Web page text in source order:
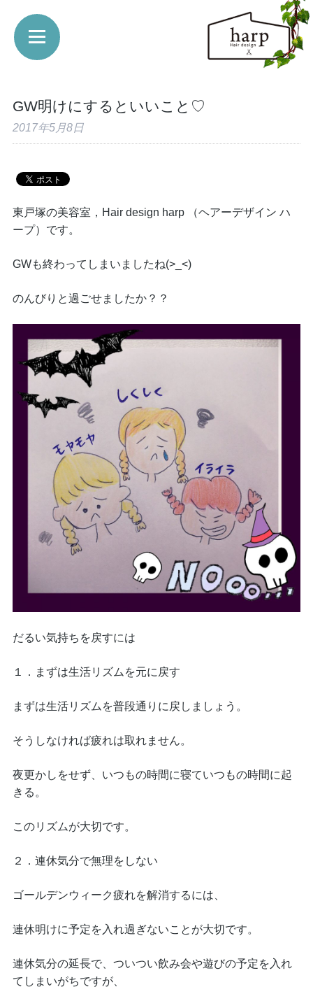
GW明けにするといいこと♡
2017年5月8日
東戸塚の美容室，Hair design harp （ヘアーデザイン ハ
ープ）です。
GWも終わってしまいましたね(>_<)
のんびりと過ごせましたか？？
だるい気持ちを戻すには
１．まずは生活リズムを元に戻す
まずは生活リズムを普段通りに戻しましょう。
そうしなければ疲れは取れません。
夜更かしをせず、いつもの時間に寝ていつもの時間に起
きる。
このリズムが大切です。
２．連休気分で無理をしない
ゴールデンウィーク疲れを解消するには、
連休明けに予定を入れ過ぎないことが大切です。
連休気分の延長で、ついつい飲み会や遊びの予定を入れ
てしまいがちですが、